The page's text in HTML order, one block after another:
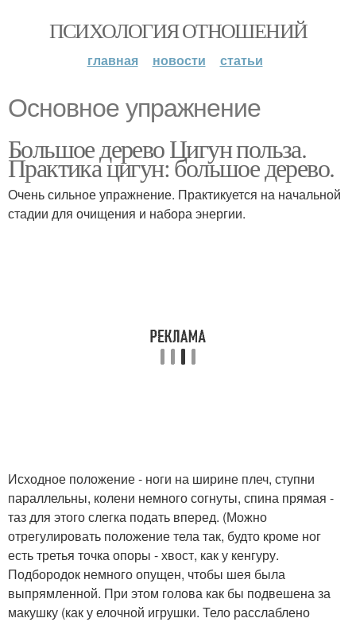
ПСИХОЛОГИЯ ОТНОШЕНИЙ
главная новости статьи
Основное упражнение
Большое дерево Цигун польза.
Практика цигун: большое дерево.
Очень сильное упражнение. Практикуется на начальной
стадии для очищения и набора энергии.
Исходное положение - ноги на ширине плеч, ступни
параллельны, колени немного согнуты, спина прямая -
таз для этого слегка подать вперед. (Можно
отрегулировать положение тела так, будто кроме ног
есть третья точка опоры - хвост, как у кенгуру.
Подбородок немного опущен, чтобы шея была
выпрямленной. При этом голова как бы подвешена за
макушку (как у елочной игрушки. Тело расслаблено